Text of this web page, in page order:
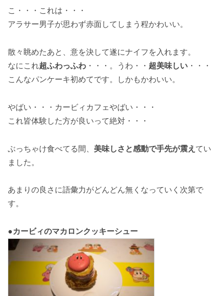
こ・・・これは・・・
アラサー男子が思わず赤面してしまう程かわいい。
散々眺めたあと、意を決して遂にナイフを入れます。
なにこれ超ふわっふわ ・・・。うわ・・ 超美味しい ・・・
こんなパンケーキ初めてです。しかもかわいい。
やばい・・・カービィカフェやばい・・・
これ皆体験した方が良いって絶対・・・
ぶっちゃけ食べてる間、 美味しさと感動で手先が震え てい
ました。
あまりの良さに語彙力がどんどん無くなっていく次第で
す。
●カービィのマカロンクッキーシュー